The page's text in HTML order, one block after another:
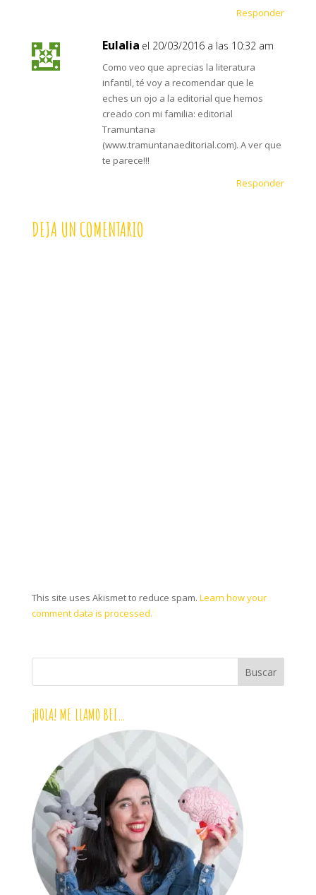
Responder
Eulalia el 20/03/2016 a las 10:32 am
Como veo que aprecias la literatura
infantil, té voy a recomendar que le
eches un ojo a la editorial que hemos
creado con mi familia: editorial
Tramuntana
(www.tramuntanaeditorial.com). A ver que
te parece!!!
Responder
DEJA UN COMENTARIO
This site uses Akismet to reduce spam. Learn how your
comment data is processed.
¡HOLA! ME LLAMO BEI…